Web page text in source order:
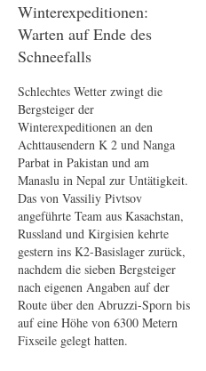
Winterexpeditionen:
Warten auf Ende des
Schneefalls
Schlechtes Wetter zwingt die
Bergsteiger der
Winterexpeditionen an den
Achttausendern K 2 und Nanga
Parbat in Pakistan und am
Manaslu in Nepal zur Untätigkeit.
Das von Vassiliy Pivtsov
angeführte Team aus Kasachstan,
Russland und Kirgisien kehrte
gestern ins K2-Basislager zurück,
nachdem die sieben Bergsteiger
nach eigenen Angaben auf der
Route über den Abruzzi-Sporn bis
auf eine Höhe von 6300 Metern
Fixseile gelegt hatten.